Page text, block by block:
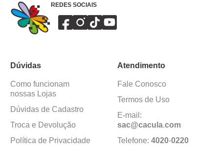
REDES SOCIAIS
Dúvidas
Como funcionam
nossas Lojas
Dúvidas de Cadastro
Troca e Devolução
Política de Privacidade
Atendimento
Fale Conosco
Termos de Uso
E-mail:
sac@cacula.com
Telefone: 4020-0220